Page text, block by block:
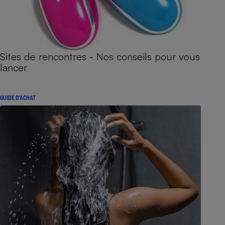
Sites de rencontres - Nos conseils pour vous
lancer
GUIDE D'ACHAT